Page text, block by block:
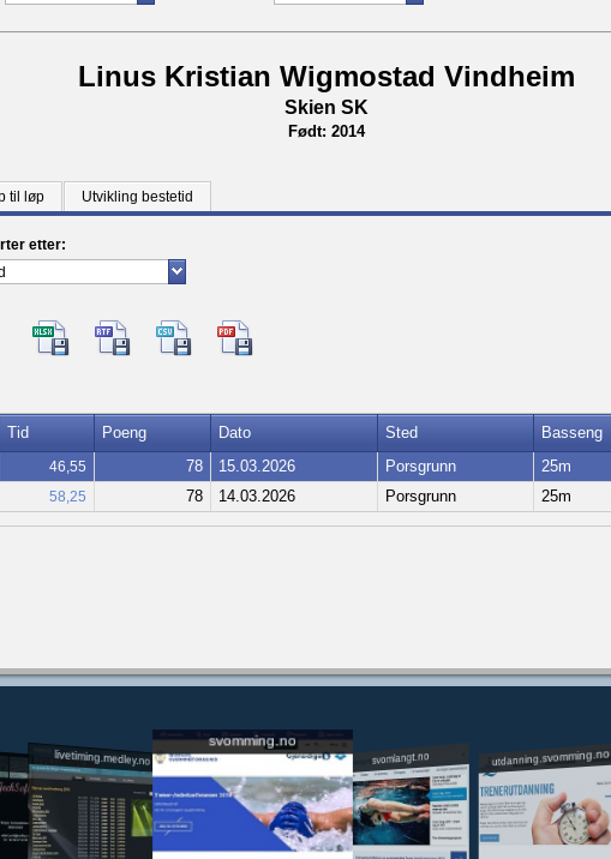
Linus Kristian Wigmostad Vindheim
Skien SK
Født: 2014
til løp Utvikling bestetid
etter:
Tid Poeng Dato Sted Basseng
46,55 78 15.03.2026 Porsgrunn 25m
58,25 78 14.03.2026 Porsgrunn 25m
livetiming.medley.no
svomming.no
svomlangt.no utdanning.svomming.no